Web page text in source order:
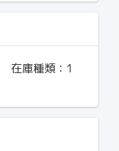
在庫種類： 1